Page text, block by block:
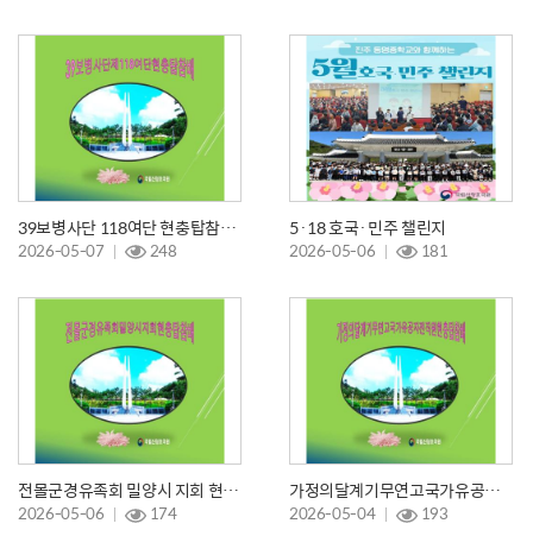
39보병사단 118여단 현충탑참배 및 선양행사
2026-05-07 248
5·18 호국·민주 챌린지
2026-05-06 181
전몰군경유족회 밀양시 지회 현충탑 참배
2026-05-06 174
가정의달계기무연고국가유공자 전직원 현충탑참배
2026-05-04 193